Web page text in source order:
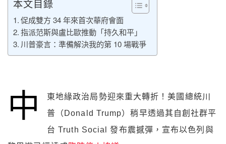
本文目錄
促成雙方 34 年來首次華府會面
指派范斯與盧比歐推動「持久和平」
川普豪言：準備解決我的第 10 場戰爭
中
東地緣政治局勢迎來重大轉折！美國總統川
普（Donald Trump）稍早透過其自創社群平
台 Truth Social 發布震撼彈，宣布以色列與